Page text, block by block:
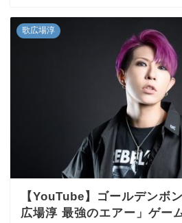
歌広場淳
【YouTube】ゴールデンボ
広場淳 最強のエアー」ゲー